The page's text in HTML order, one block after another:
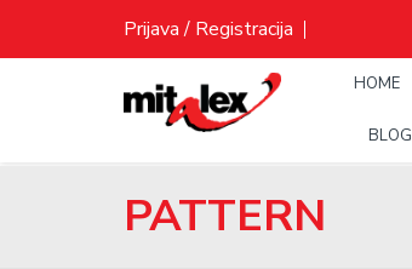
content
Prijava / Registracija
HOME
BLOG
PATTERN